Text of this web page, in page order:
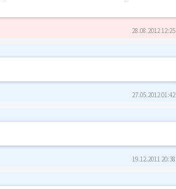
28.08.2012 12:25
27.05.2012 01:42
19.12.2011 20:38